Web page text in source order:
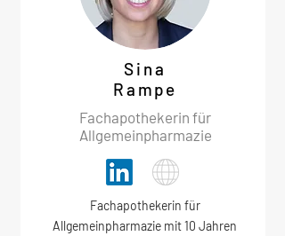
Sina
Rampe
Fachapothekerin für
Allgemeinpharmazie
Fachapothekerin für
Allgemeinpharmazie mit 10 Jahren